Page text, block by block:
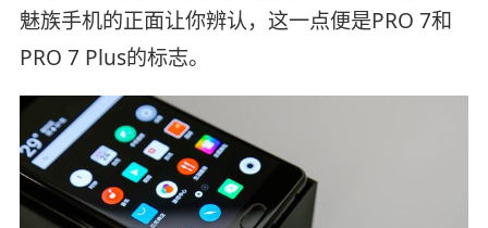
魅族手机的正面让你辨认，这一点便是PRO 7和
PRO 7 Plus的标志。